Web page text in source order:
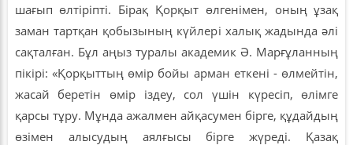
шағып өлтіріпті. Бірақ Қорқыт өлгенімен, оның ұзақ
заман тартқан қобызының күйлері халық жадында әлі
сақталған. Бұл аңыз туралы академик Ә. Марғұланның
пікірі: «Қорқыттың өмір бойы арман еткені - өлмейтін,
жасай беретін өмір іздеу, сол үшін күресіп, өлімге
қарсы тұру. Мұнда ажалмен айқасумен бірге, құдайдың
өзімен алысудың аялғысы бірге жүреді. Қазақ